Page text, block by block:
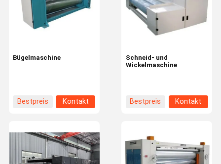
Schneid- und
Wickelmaschine
Bestpreis Kontakt
Bügelmaschine
Bestpreis Kontakt